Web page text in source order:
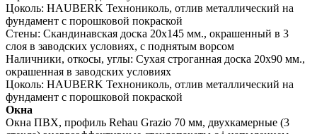
Цоколь: HAUBERK Технониколь, отлив металлический на
фундамент с порошковой покраской
Стены: Скандинавская доска 20х145 мм., окрашенный в 3
слоя в заводских условиях, с поднятым ворсом
Наличники, откосы, углы: Сухая строганная доска 20х90 мм.,
окрашенная в заводских условиях
Цоколь: HAUBERK Технониколь, отлив металлический на
фундамент с порошковой покраской
Окна
Окна ПВХ, профиль Rehau Grazio 70 мм, двухкамерные (3